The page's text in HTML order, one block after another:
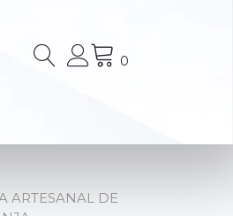
0
ARTESANAL DE